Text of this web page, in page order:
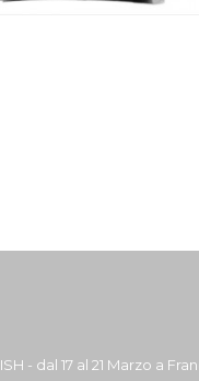
ISH - dal 17 al 21 Marzo a